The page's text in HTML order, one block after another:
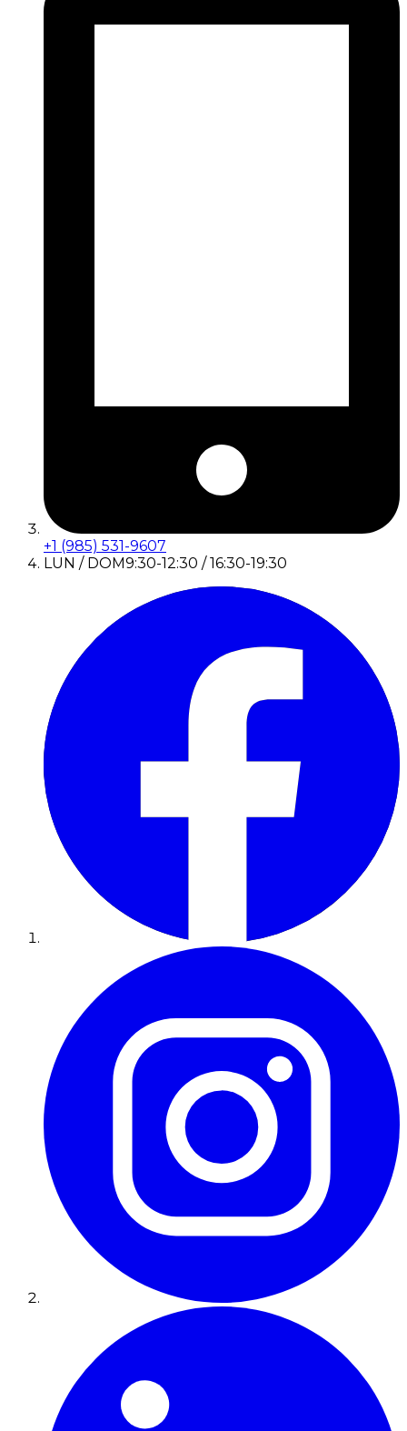
+1 (985) 531-9607
LUN / DOM9:30-12:30 / 16:30-19:30